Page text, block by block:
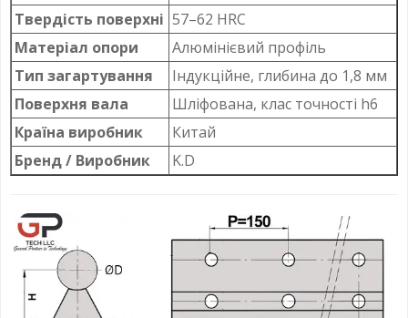
Твердість поверхні 57–62 HRC
Матеріал опори
Алюмінієвий профіль
Тип загартування
Індукційне, глибина до 1,8 мм
Поверхня вала
Шліфована, клас точності h6
Країна виробник
Китай
Бренд / Виробник
K.D